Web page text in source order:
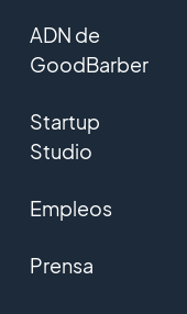
ADN de
GoodBarber
Startup
Studio
Empleos
Prensa